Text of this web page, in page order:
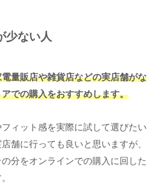
少ない人
量販店や雑貨店などの実店舗がな
での購入をおすすめします。
ィット感を実際に試して選びたい
舗に行っても良いと思いますが、
分をオンラインでの購入に回した